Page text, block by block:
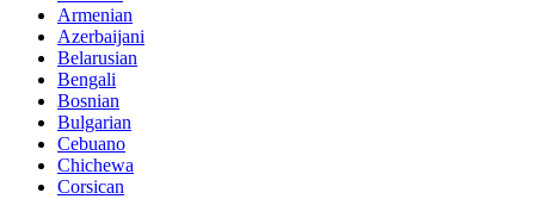
Armenian
Azerbaijani
Belarusian
Bengali
Bosnian
Bulgarian
Cebuano
Chichewa
Corsican